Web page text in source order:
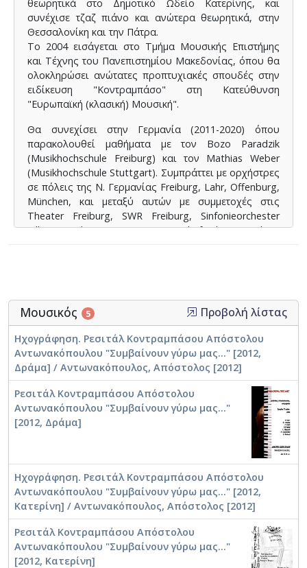
θεωρητικά στο Δημοτικό Ωδείο Κατερίνης, και
συνέχισε τζαζ πιάνο και ανώτερα θεωρητικά, στην
Θεσσαλονίκη και την Πάτρα.
Το 2004 εισάγεται στο Τμήμα Μουσικής Επιστήμης
και Τέχνης του Πανεπιστημίου Μακεδονίας, όπου θα
ολοκληρώσει ανώτατες προπτυχιακές σπουδές στην
ειδίκευση "Κοντραμπάσο" στη Κατεύθυνση
"Ευρωπαϊκή (κλασική) Μουσική".
Θα συνεχίσει στην Γερμανία (2011-2020) όπου
παρακολουθεί μαθήματα με τον Bozo Paradzik
(Musikhochschule Freiburg) και τον Mathias Weber
(Musikhochschule Stuttgart). Συμπράττει με ορχήστρες
σε πόλεις της Ν. Γερμανίας Freiburg, Lahr, Offenburg,
München, και μεταξύ αυτών με συμμετοχές στις
Theater Freiburg, SWR Freiburg, Sinfonieorchester
Villingen Schwenningen, ORSO, Filmfoniker München,
διδασκαλία εγχόρδων κατά τον Paul Roland
(Landesmusikakademie NRW, Heek-Neiborg), και την
Institut, Königsfeld). Ιδρύει το μουσικό εργαστήρι
„Kinderbogen“ στο Emmendingen στο οποίο διδάσκει
σε παιδιά ηλικίας από 5 ετών, ενώ συνεργάζεται
παράλληλα με τον Γερμανικό Ερυθρό Σταυρό σε ένα
πρόγραμμα ένταξης μεταναστών στην δυτική
κουλτούρα.
Επιστρέφοντας στην Ελλάδα και δη στη γενέτειρά του
το 2018, συνεχίζει με ζήλο την λειτουργία μουσικών
εργαστηρίων, ιδρύει το Minibass Academy το οποίο
διατηρεί μέχρι το 2021 και ασχολείται με τη μελέτη
έργων Ελλήνων συνθετών για κοντραμπάσο και
πιάνο. Έκτοτε εργάζεται ως μόνιμος καθηγητής
Κοντραμπάσου στο Μουσικό Σχολείο Ιλίου.
Μουσικός 5 Προβολή λίστας
Ηχογράφηση. Ρεσιτάλ Κοντραμπάσου Απόστολου
Αντωνακόπουλου "Συμβαίνουν γύρω μας..." [2012,
Δράμα] / Αντωνακόπουλος, Απόστολος [2012]
Ρεσιτάλ Κοντραμπάσου Απόστολου
Αντωνακόπουλου "Συμβαίνουν γύρω μας..."
[2012, Δράμα]
Ηχογράφηση. Ρεσιτάλ Κοντραμπάσου Απόστολου
Αντωνακόπουλου "Συμβαίνουν γύρω μας..." [2012,
Κατερίνη] / Αντωνακόπουλος, Απόστολος [2012]
Ρεσιτάλ Κοντραμπάσου Απόστολου
Αντωνακόπουλου "Συμβαίνουν γύρω μας..."
[2012, Κατερίνη]